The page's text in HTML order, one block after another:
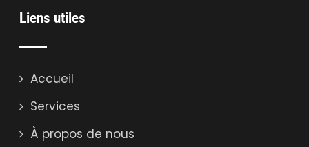
Liens utiles
Accueil
Services
À propos de nous